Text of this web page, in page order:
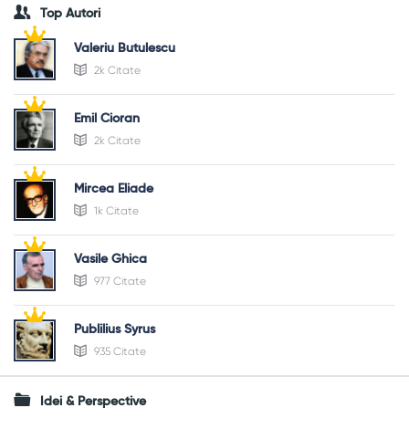
Top Autori
Valeriu Butulescu
2k Citate
Emil Cioran
2k Citate
Mircea Eliade
1k Citate
Vasile Ghica
977 Citate
Publilius Syrus
935 Citate
Idei & Perspective